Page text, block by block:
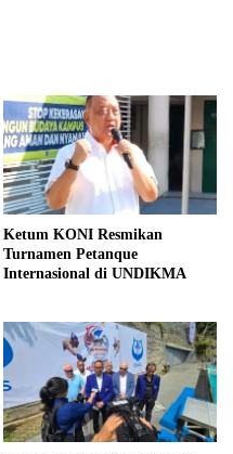
Ketum KONI Resmikan
Turnamen Petanque
Internasional di UNDIKMA